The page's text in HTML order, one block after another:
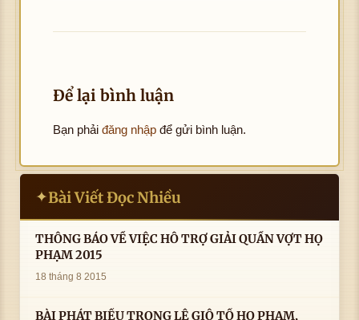
Để lại bình luận
Bạn phải đăng nhập để gửi bình luận.
✦Bài Viết Đọc Nhiều
THÔNG BÁO VỀ VIỆC HỖ TRỢ GIẢI QUẦN VỢT HỌ
PHẠM 2015
18 tháng 8 2015
BÀI PHÁT BIỂU TRONG LÊ GIỖ TỔ HỌ PHẠM,